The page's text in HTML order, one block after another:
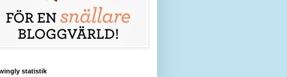
statistik